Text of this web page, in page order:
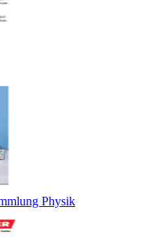
Physik